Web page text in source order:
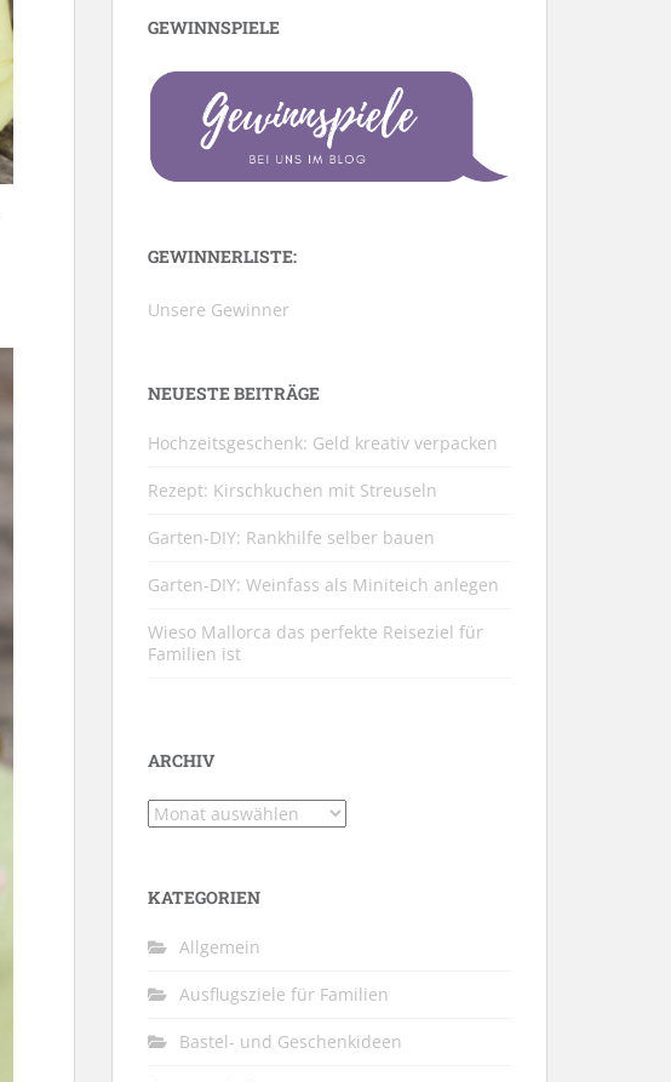
GEWINNSPIELE
GEWINNERLISTE:
Unsere Gewinner
NEUESTE BEITRÄGE
Hochzeitsgeschenk: Geld kreativ verpacken
Rezept: Kirschkuchen mit Streuseln
Garten-DIY: Rankhilfe selber bauen
Garten-DIY: Weinfass als Miniteich anlegen
Wieso Mallorca das perfekte Reiseziel für
Familien ist
ARCHIV
Archiv
KATEGORIEN
Allgemein
Ausflugsziele für Familien
Bastel- und Geschenkideen